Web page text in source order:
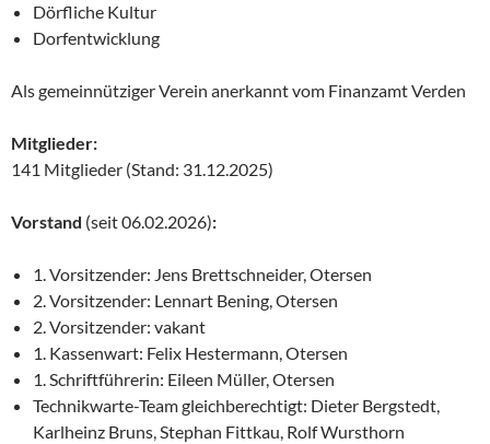
Dörfliche Kultur
Dorfentwicklung
Als gemeinnütziger Verein anerkannt vom Finanzamt Verden
Mitglieder:
141 Mitglieder (Stand: 31.12.2025)
Vorstand (seit 06.02.2026):
1. Vorsitzender: Jens Brettschneider, Otersen
2. Vorsitzender: Lennart Bening, Otersen
2. Vorsitzender: vakant
1. Kassenwart: Felix Hestermann, Otersen
1. Schriftführerin: Eileen Müller, Otersen
Technikwarte-Team gleichberechtigt: Dieter Bergstedt,
Karlheinz Bruns, Stephan Fittkau, Rolf Wursthorn